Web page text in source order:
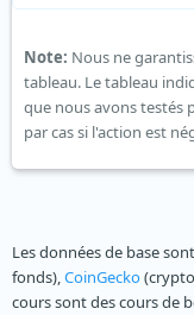
Note: Nous ne
tableau. Le tableau
que nous avons testés
par cas si l'action est
Les données de base
fonds),CoinGecko
cours sont des cours de